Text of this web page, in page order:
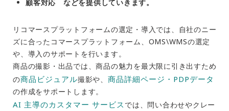
顧客対応 などを提供していきます。
リコマースプラットフォームの選定・導入では、自社のニー
ズに合ったコマースプラットフォーム、OMS\WMSの選定
や、導入のサポートを行います。
商品の撮影・出品では、商品の魅力を最大限に引き出すため
の商品ビジュアル撮影や、 商品詳細ページ・PDPデータ
の作成をサポートします。
AI 主導のカスタマー サービス では、問い合わせやクレー